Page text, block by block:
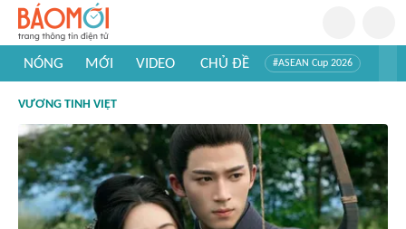
NÓNG MỚI VIDEO CHỦ ĐỀ #ASEAN Cup 2026
#Khám phá thế giới
VƯƠNG TINH VIỆT